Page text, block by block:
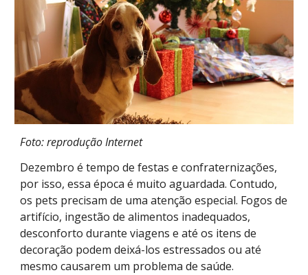
Foto: reprodução Internet
Dezembro é tempo de festas e confraternizações,
por isso, essa época é muito aguardada. Contudo,
os pets precisam de uma atenção especial. Fogos de
artifício, ingestão de alimentos inadequados,
desconforto durante viagens e até os itens de
decoração podem deixá-los estressados ou até
mesmo causarem um problema de saúde.